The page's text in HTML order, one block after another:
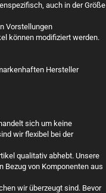
auch in der Größe
Vorstellungen
können modifiziert werden.
Hersteller
sich um keine
wir flexibel bei der
qualitativ abhebt. Unsere
Bezug von Komponenten aus
wir überzeugt sind. Bevor